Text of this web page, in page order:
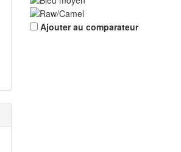
Ajouter au comparateur